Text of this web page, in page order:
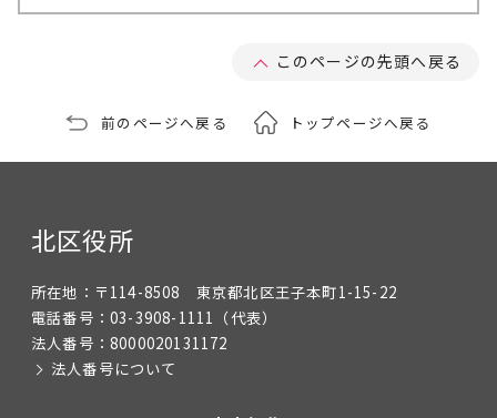
このページの先頭へ戻る
前のページへ戻る トップページへ戻る
北区役所
所在地： 〒114-8508 東京都北区王子本町1-15-22
電話番号： 03-3908-1111 （代表）
法人番号： 8000020131172
法人番号について